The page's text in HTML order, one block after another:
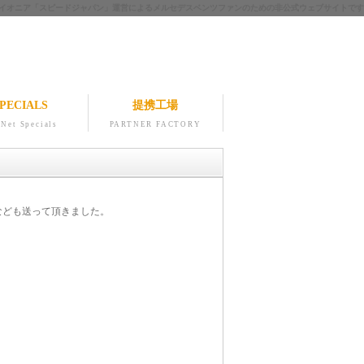
Specials
提携工場
PARTNER FACTORY
も送って頂きました。